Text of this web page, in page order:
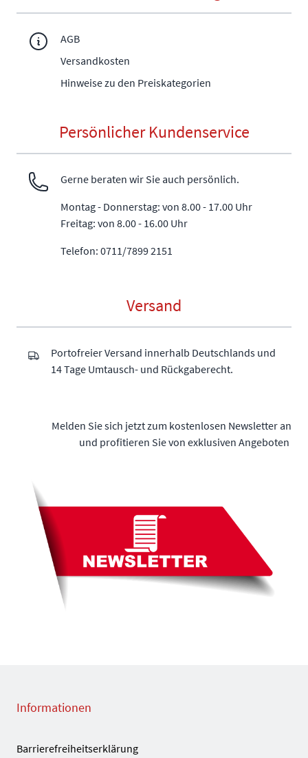
AGB
Versandkosten
Hinweise zu den Preiskategorien
Persönlicher Kundenservice
Gerne beraten wir Sie auch persönlich.
Montag - Donnerstag: von 8.00 - 17.00 Uhr
Freitag: von 8.00 - 16.00 Uhr
Telefon: 0711/7899 2151
Versand
Portofreier Versand innerhalb Deutschlands und
14 Tage Umtausch- und Rückgaberecht.
Melden Sie sich jetzt zum kostenlosen Newsletter an
und profitieren Sie von exklusiven Angeboten
Informationen
Barrierefreiheitserklärung